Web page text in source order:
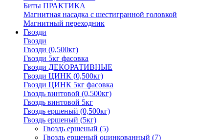
Биты ПРАКТИКА
Магнитная насадка с шестигранной головкой
Магнитный переходник
Гвозди
Гвозди
Гвозди (0,500кг)
Гвозди 5кг фасовка
Гвозди ДЕКОРАТИВНЫЕ
Гвозди ЦИНК (0,500кг)
Гвозди ЦИНК 5кг фасовка
Гвоздь винтовой (0,500кг)
Гвоздь винтовой 5кг
Гвоздь ершеный (0,500кг)
Гвоздь ершеный (5кг)
Гвоздь ершеный (5)
Гвоздь ершеный оцинкованный (7)